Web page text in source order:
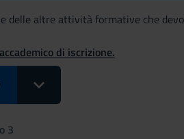
delle altre attività formative che
di iscrizione.
Toggle Dropdown Select
3